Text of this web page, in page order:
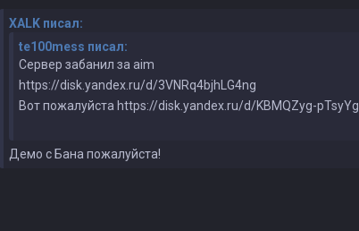
XALK писал:
te100mess писал:
Сервер забанил за aim
https://disk.yandex.ru/d/3VNRq4bjhLG4ng
Вот пожалуйста https://disk.yandex.ru/d/KBMQZyg-pTsyYg
Демо с Бана пожалуйста!